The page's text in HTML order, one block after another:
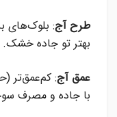
طرح آج: بلوک‌های
بهتر تو جاده خشک.
عمق آج
با جاده و مصرف